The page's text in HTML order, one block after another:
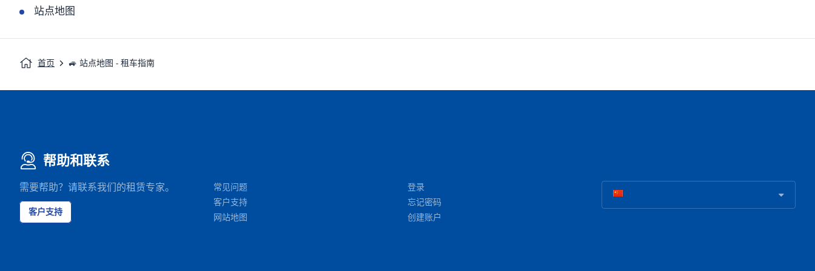
站点地图
首页 🚙 站点地图 - 租车指南
帮助和联系
需要帮助？请联系我们的租赁专家。
客户支持
常见问题
客户支持
网站地图
登录
忘记密码
创建账户